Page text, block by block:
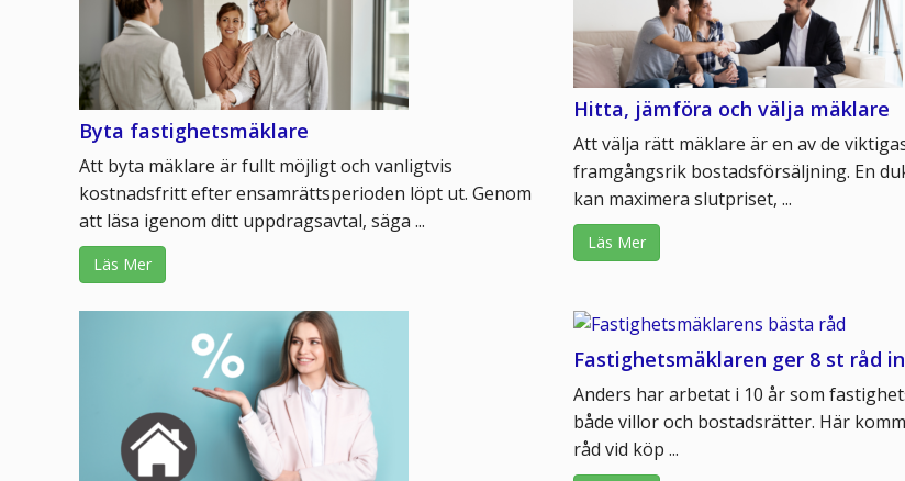
Byta fastighetsmäklare
Att byta mäklare är fullt möjligt och vanligtvis
kostnadsfritt efter ensamrättsperioden löpt ut. Genom
att läsa igenom ditt uppdragsavtal, säga ...
Läs Mer
Hitta, jämföra och välja mäklare
Att välja rätt mäklare är en av de
framgångsrik bostadsförsäljning. En
kan maximera slutpriset, ...
Läs Mer
Fastighetsmäklaren ger 8 st råd
Anders har arbetat i 10 år som
både villor och bostadsrätter. Här
råd vid köp ...